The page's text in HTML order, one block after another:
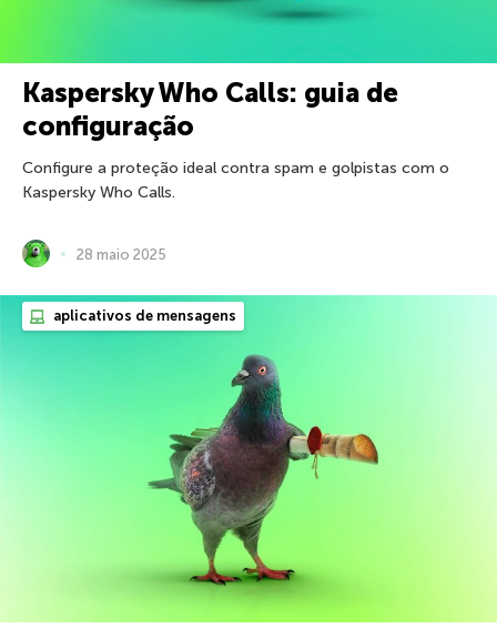
Kaspersky Who Calls: guia de
configuração
Configure a proteção ideal contra spam e golpistas com o
Kaspersky Who Calls.
28 maio 2025
aplicativos de mensagens